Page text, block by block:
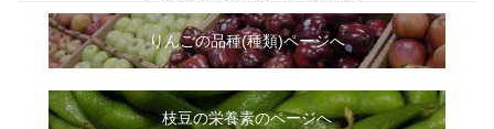
りんごの品種(種類)ページへ
枝豆の栄養素のページへ